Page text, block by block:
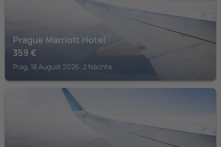
Prague Marriott Hotel
359 €
Prag, 18 August 2026, 2 Nächte